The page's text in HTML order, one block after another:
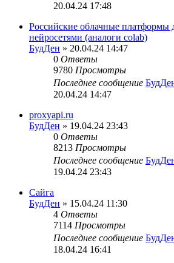
20.04.24 17:48
Российские облачные платформы
нейросетями (аналоги colab)
БудДен » 20.04.24 14:47
0 Ответы
9780 Просмотры
Последнее сообщение
20.04.24 14:47
proxyapi.ru
БудДен » 19.04.24 23:43
0 Ответы
8213 Просмотры
Последнее сообщение
19.04.24 23:43
Сайга
БудДен » 15.04.24 11:30
4 Ответы
7114 Просмотры
Последнее сообщение
18.04.24 16:41